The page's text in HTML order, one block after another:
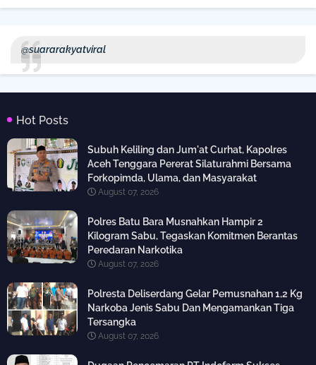
@suararakyatviral
Hot Posts
Subuh Keliling dan Jum'at Curhat, Kapolres
Aceh Tenggara Pererat Silaturahmi Bersama
Forkopimda, Ulama, dan Masyarakat
August 07, 2026
Polres Batu Bara Musnahkan Hampir 2
Kilogram Sabu, Tegaskan Komitmen Berantas
Peredaran Narkotika
August 07, 2026
Polresta Deliserdang Gelar Pemusnahan 1,2 Kg
Narkoba Jenis Sabu Dan Mengamankan Tiga
Tersangka
August 07, 2026